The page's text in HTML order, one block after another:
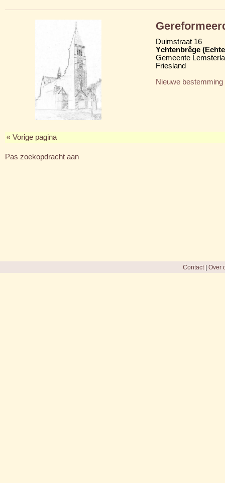
Duimstraat 16
Ychtenbrêge
Gemeente
Friesland
Nieuwe bestemming
« Vorige pagina
Pas zoekopdracht aan
Contact| Over